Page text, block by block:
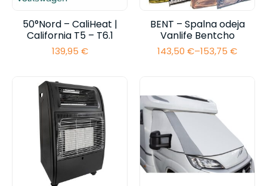
50°Nord – CaliHeat |
California T5 – T6.1
139,95 €
BENT – Spalna odeja
Vanlife Bentcho
143,50 €–153,75 €
Cenovni
do
153,75 €